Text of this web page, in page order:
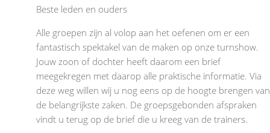
Beste leden en ouders
Alle groepen zijn al volop aan het oefenen om er een
fantastisch spektakel van de maken op onze turnshow.
Jouw zoon of dochter heeft daarom een brief
meegekregen met daarop alle praktische informatie. Via
deze weg willen wij u nog eens op de hoogte brengen van
de belangrijkste zaken. De groepsgebonden afspraken
vindt u terug op de brief die u kreeg van de trainers.